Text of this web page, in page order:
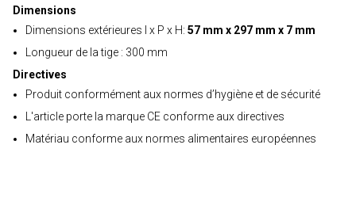
Dimensions
Dimensions extérieures l x P x H: 57 mm x 297 mm x 7 mm
Longueur de la tige : 300 mm
Directives
Produit conformément aux normes d’hygiène et de sécurité
L'article porte la marque CE conforme aux directives
Matériau conforme aux normes alimentaires européennes